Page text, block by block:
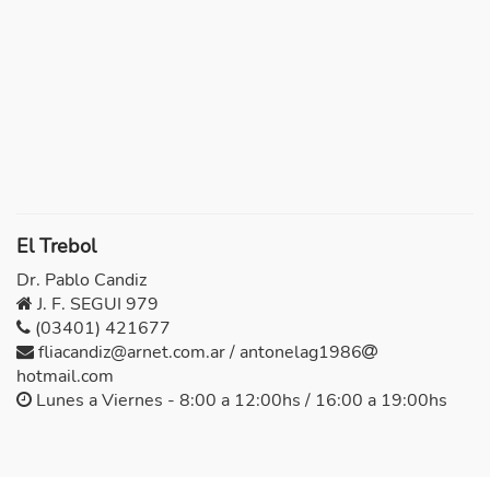
El Trebol
Dr. Pablo Candiz
J. F. SEGUI 979
(03401) 421677
fliacandiz@arnet.com.ar / antonelag1986
hotmail.com
Lunes a Viernes - 8:00 a 12:00hs / 16:00 a 19:00hs